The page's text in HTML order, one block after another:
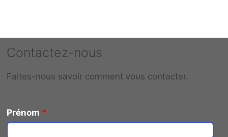
Contactez-nous
Faites-nous savoir comment vous contacter.
Prénom *